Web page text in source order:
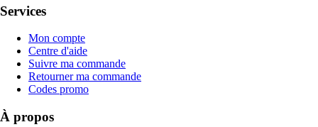
Services
Mon compte
Centre d'aide
Suivre ma commande
Retourner ma commande
Codes promo
À propos